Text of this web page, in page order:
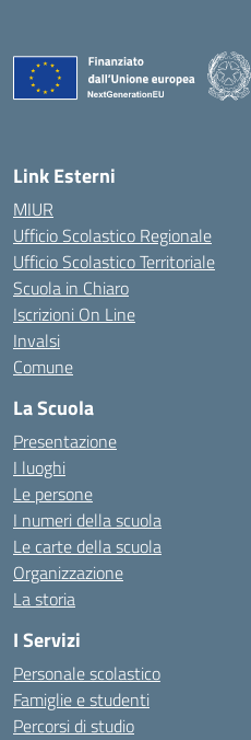
Link Esterni
MIUR
Ufficio Scolastico Regionale
Ufficio Scolastico Territoriale
Scuola in Chiaro
Iscrizioni On Line
Invalsi
Comune
La Scuola
Presentazione
I luoghi
Le persone
I numeri della scuola
Le carte della scuola
Organizzazione
La storia
I Servizi
Personale scolastico
Famiglie e studenti
Percorsi di studio